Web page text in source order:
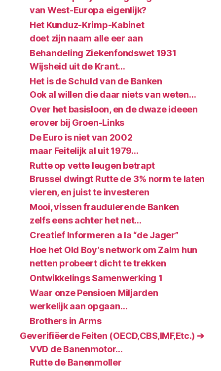
van West-Europa eigenlijk?
Het Kunduz-Krimp-Kabinet
doet zijn naam alle eer aan
Behandeling Ziekenfondswet 1931
Wijsheid uit de Krant…
Het is de Schuld van de Banken
Ook al willen die daar niets van weten…
Over het basisloon, en de dwaze ideeen
erover bij Groen-Links
De Euro is niet van 2002
maar Feitelijk al uit 1979…
Rutte op vette leugen betrapt
Brussel dwingt Rutte de 3% norm te laten
vieren, en juist te investeren
Mooi, vissen fraudulerende Banken
zelfs eens achter het net…
Creatief Informeren a la “de Jager”
Hoe het Old Boy’s network om Zalm hun
netten probeert dicht te trekken
Ontwikkelings Samenwerking 1
Waar onze Pensioen Miljarden
werkelijk aan opgaan…
Brothers in Arms
Geverifiëerde Feiten (OECD‚CBS‚IMF‚Etc.) ➔
VVD de Banenmotor…
Rutte de Banenmoller